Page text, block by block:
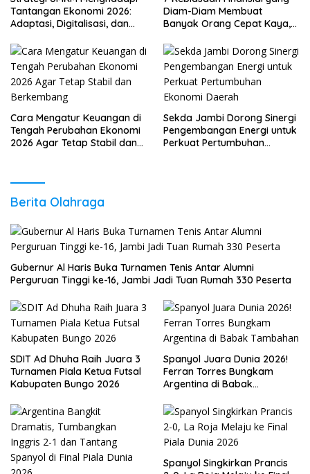
Tantangan Ekonomi 2026:
Adaptasi, Digitalisasi, dan
Diam-Diam Membuat
Banyak Orang Cepat Kaya,
Cara Mengatur Keuangan di
Tengah Perubahan Ekonomi
2026 Agar Tetap Stabil dan
Sekda Jambi Dorong Sinergi
Pengembangan Energi untuk
Perkuat Pertumbuhan
Berita Olahraga
Gubernur Al Haris Buka Turnamen Tenis Antar Alumni
Perguruan Tinggi ke-16, Jambi Jadi Tuan Rumah 330 Peserta
SDIT Ad Dhuha Raih Juara 3
Turnamen Piala Ketua Futsal
Kabupaten Bungo 2026
Spanyol Juara Dunia 2026!
Ferran Torres Bungkam
Argentina di Babak
Spanyol Singkirkan Prancis